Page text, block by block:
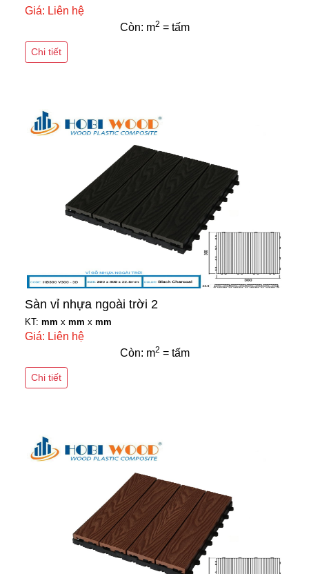
Giá: Liên hệ
Còn: m2 = tấm
Chi tiết
Sàn vỉ nhựa ngoài trời 2
KT: mm x mm x mm
Giá: Liên hệ
Còn: m2 = tấm
Chi tiết